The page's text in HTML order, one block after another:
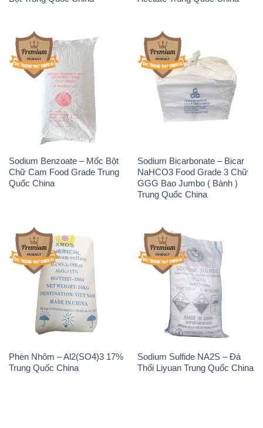
Sodium Benzoate – Mốc Bột
Chữ Cam Food Grade Trung
Quốc China
Sodium Bicarbonate – Bicar
NaHCO3 Food Grade 3 Chữ
GGG Bao Jumbo ( Bành )
Trung Quốc China
Phèn Nhôm – Al2(SO4)3 17%
Trung Quốc China
Sodium Sulfide NA2S – Đá
Thối Liyuan Trung Quốc China